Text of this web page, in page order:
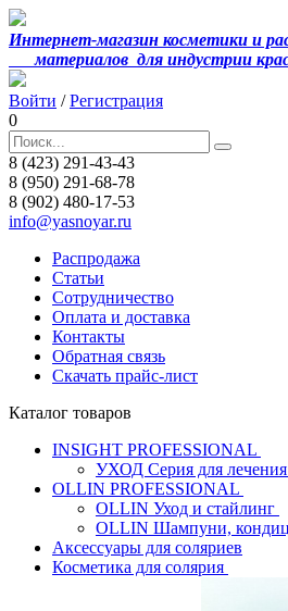
Интернет-магазин косметики и
материалов для индустрии
Войти /Регистрация
0
8 (423) 291-43-43
8 (950) 291-68-78
8 (902) 480-17-53
info@yasnoyar.ru
Распродажа
Статьи
Сотрудничество
Оплата и доставка
Контакты
Обратная связь
Скачать прайс-лист
Каталог товаров
INSIGHT PROFESSIONAL
УХОД Серия для
OLLIN PROFESSIONAL
OLLIN Уход и стайлинг
OLLIN Шампуни,
Аксессуары для соляриев
Косметика для солярия